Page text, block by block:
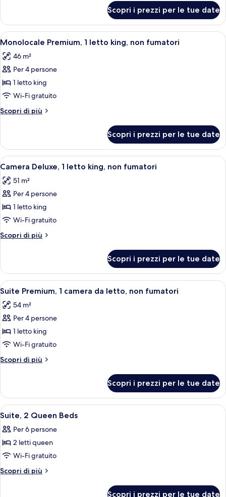
king,
non
fumatori
Deluxe,
letto
non
fumatori
Scopri i prezzi per le tue date
Apri
tutte
le
foto
per
Monolocale
Premium,
1
king,
non
fumatori
Una camera d'albergo con un letto,
10
Monolocale Premium, 1 letto king, non fumatori
46 m²
Per 4 persone
1 letto king
Wi-Fi gratuito
Scopri di più
Altri
Premium,
letto
non
fumatori
Scopri i prezzi per le tue date
Apri
tutte
le
foto
per
Camera
Deluxe,
1
king,
non
fumatori
Una camera d'albergo con un
9
Camera Deluxe, 1 letto king, non fumatori
51 m²
Per 4 persone
1 letto king
Wi-Fi gratuito
Scopri di più
Altri
Deluxe,
letto
non
fumatori
Scopri i prezzi per le tue date
Apri
tutte
le
foto
per
Suite
Premium,
1
da
letto,
non
fumatori
Una camera d'hotel con un letto,
10
Suite Premium, 1 camera da letto, non fumatori
54 m²
Per 4 persone
1 letto king
Wi-Fi gratuito
Scopri di più
Altri
Premium,
camera
letto,
non
Scopri i prezzi per le tue date
Apri
tutte
le
foto
per
Suite,
Camera d'albergo con due letti,
7
Suite, 2 Queen Beds
Per 6 persone
2 letti queen
Wi-Fi gratuito
Scopri di più
Altri
Scopri i prezzi per le tue date